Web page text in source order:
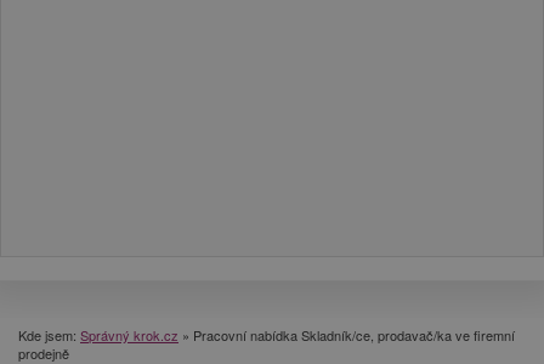
Kde jsem: Správný krok.cz » Pracovní nabídka Skladník/ce, prodavač/ka ve firemní
prodejně